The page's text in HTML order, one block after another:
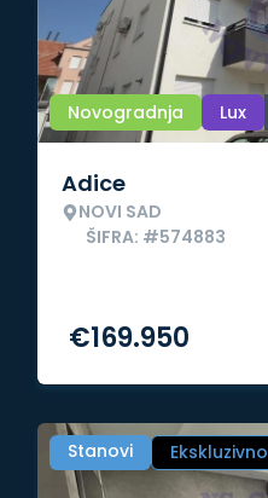
Novogradnja Lux
Adice
NOVI SAD
ŠIFRA: #574883
€169.950
Stanovi Ekskluzivno